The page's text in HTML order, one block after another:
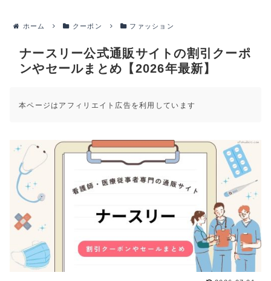
ホーム クーポン ファッション
ナースリー公式通販サイトの割引クーポ
ンやセールまとめ【2026年最新】
本ページはアフィリエイト広告を利用しています